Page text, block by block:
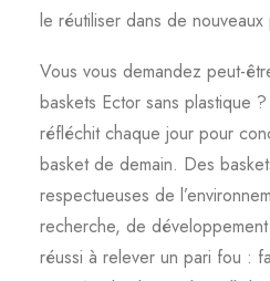
le réutiliser dans de nouveaux
Vous vous demandez peut-
baskets Ector sans plastique
réfléchit chaque jour pour
basket de demain. Des
respectueuses de
recherche, de
réussi à relever un pari fou :